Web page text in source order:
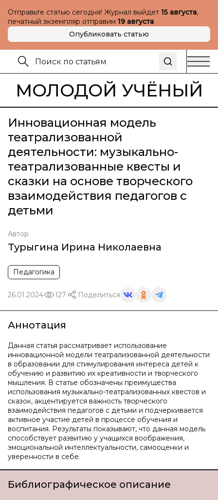
Отправьте статью сегодня! Журнал выйдет 15 августа,
печатный экземпляр отправим 19 августа
Опубликовать статью
МОЛОДОЙ УЧЁНЫЙ
Инновационная модель
театрализованной
деятельности: музыкально-
театрализованные квесты и
сказки на основе творческого
взаимодействия педагогов с
детьми
Автор
Турыгина Ирина Николаевна
Педагогика
26.01.2024 127 Поделиться
Аннотация
Данная статья рассматривает использование
инновационной модели театрализованной деятельности
в образовании для стимулирования интереса детей к
обучению и развитию их креативности и творческого
мышления. В статье обозначены преимущества
использования музыкально-театрализованных квестов и
сказок, акцентируется важность творческого
взаимодействия педагогов с детьми и подчеркивается
активное участие детей в процессе обучения и
воспитания. Результаты показывают, что данная модель
способствует развитию у учащихся воображения,
эмоциональной интеллектуальности, самооценки и
уверенности в себе.
Библиографическое описание